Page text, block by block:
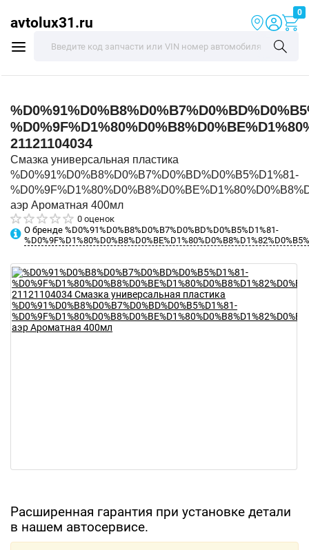
avtolux31.ru
0
21121104034
Смазка универсальная пластика
%D0%91%D0%B8%D0%B7%D0%BD%D0%B5%D1%81-
аэр Ароматная 400мл
0 оценок
О бренде %D0%91%D0%B8%D0%B7%D0%BD%D0%B5%D1%81-
Расширенная гарантия при установке детали
в нашем автосервисе.